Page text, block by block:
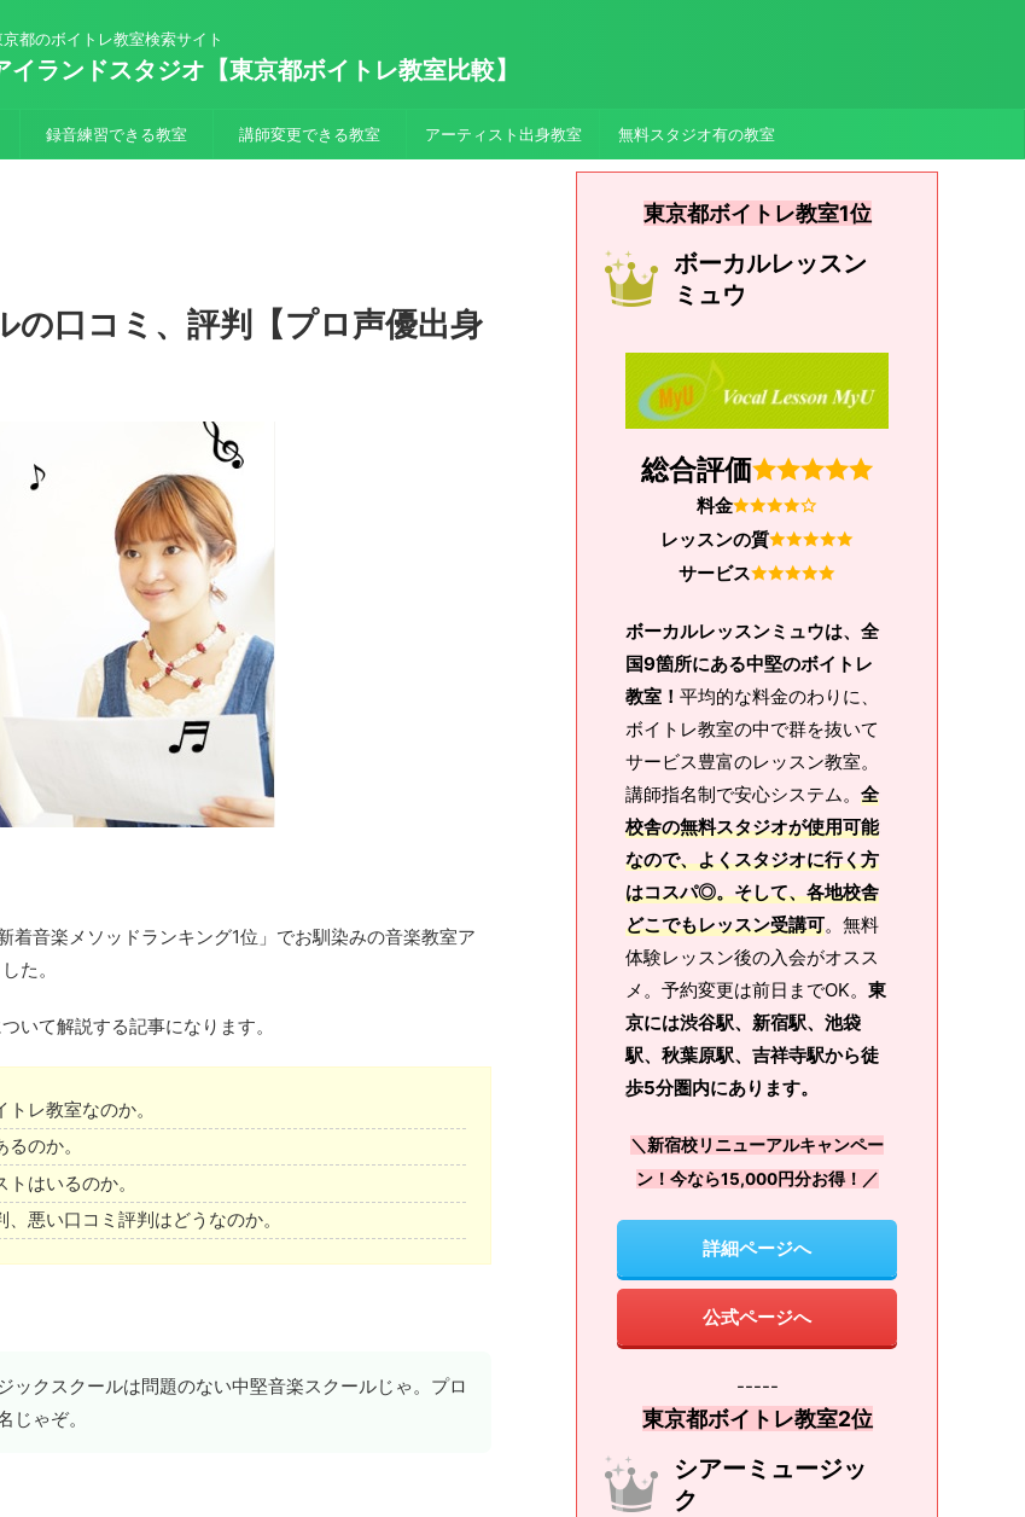
京都のボイトレ教室検索サイト
イランドスタジオ【東京都ボイトレ教室比較】
録音練習できる教室 講師変更できる教室 アーティスト出身教室 無料スタジオ有の教室
口コミ、評判【プロ声優出身
音楽メソッドランキング1位」でお馴染みの音楽教室ア
た。
いて解説する記事になります。
レ教室なのか。
のか。
はいるのか。
悪い口コミ評判はどうなのか。
ックスクールは問題のない中堅音楽スクールじゃ。プロ
ゃぞ。
東京都ボイトレ教室1位
ボーカルレッスン
ミュウ
総合評価
料金
レッスンの質
サービス
ボーカルレッスンミュウは、全
国9箇所にある中堅のボイトレ
教室！ 平均的な料金のわりに、
ボイトレ教室の中で群を抜いて
サービス豊富のレッスン教室。
講師指名制で安心システム。 全
校舎の無料スタジオが使用可能
なので、よくスタジオに行く方
はコスパ◎。そして、各地校舎
どこでもレッスン受講可。無料
体験レッスン後の入会がオスス
メ。予約変更は前日までOK。 東
京には渋谷駅、新宿駅、池袋
駅、秋葉原駅、吉祥寺駅から徒
歩5分圏内にあります。
＼新宿校リニューアルキャンペー
ン！今なら15,000円分お得！／
詳細ページへ
公式ページへ
-----
東京都ボイトレ教室2位
シアーミュージッ
ク